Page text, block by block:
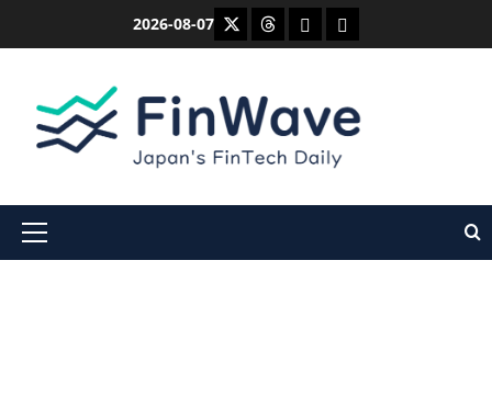
2026-08-07 X ThreadsBlueskyMastodon
メ